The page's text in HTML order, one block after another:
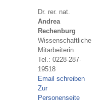
Dr. rer. nat.
Andrea
Rechenburg
Wissenschaftliche
Mitarbeiterin
Tel.: 0228-287-
19518
Email schreiben
Zur
Personenseite